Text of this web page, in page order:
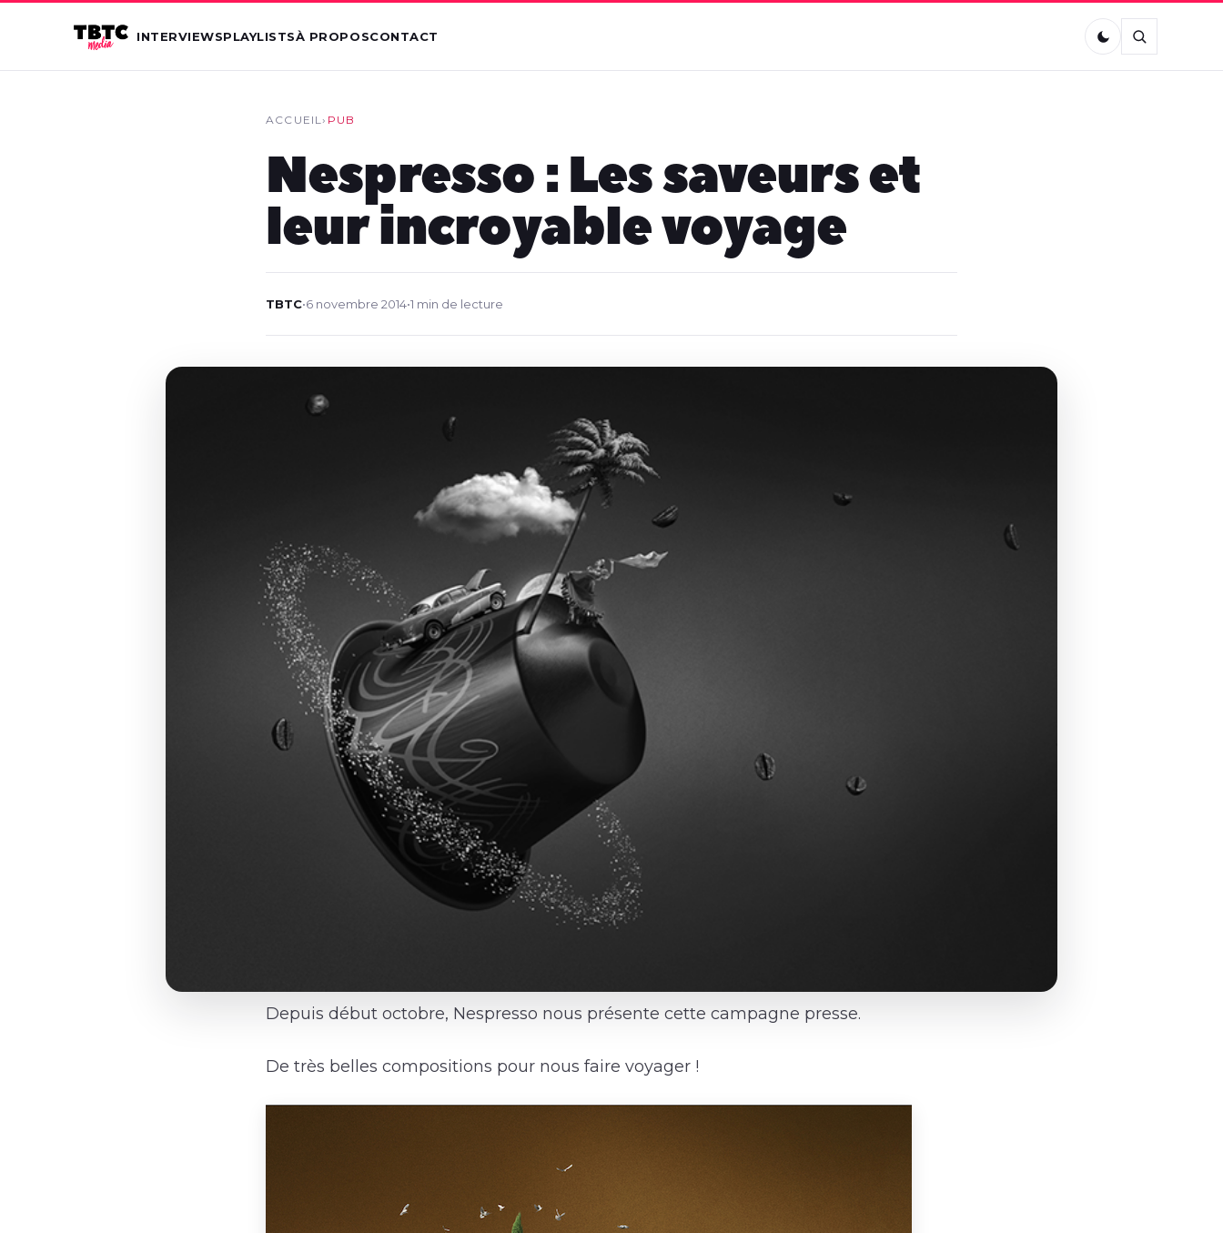
INTERVIEWSPLAYLISTSÀ PROPOSCONTACT
ACCUEIL› PUB
Nespresso : Les saveurs et
leur incroyable voyage
TBTC•6 novembre 2014•1 min de lecture
Depuis début octobre, Nespresso nous présente cette campagne presse.
De très belles compositions pour nous faire voyager !